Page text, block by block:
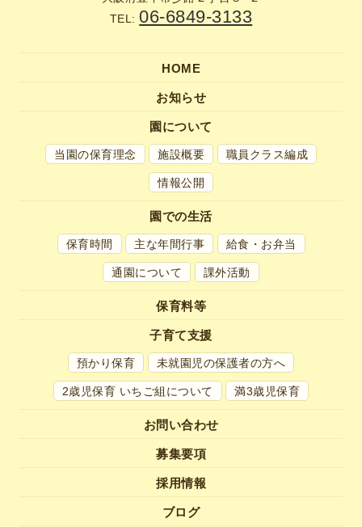
TEL:06-6849-3133
HOME
お知らせ
園について
当園の保育理念 施設概要 職員クラス編成
情報公開
園での生活
保育時間 主な年間行事 給食・お弁当
通園について 課外活動
保育料等
子育て支援
預かり保育 未就園児の保護者の方へ
2歳児保育 いちご組について 満3歳児保育
お問い合わせ
募集要項
採用情報
ブログ